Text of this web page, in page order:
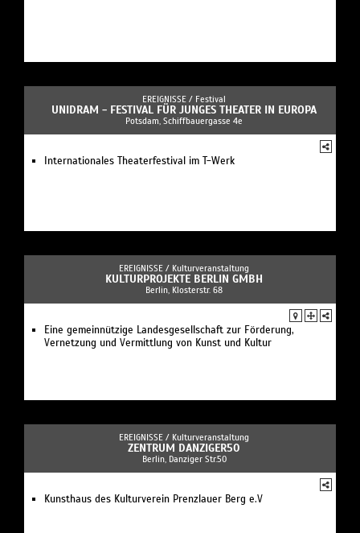
EREIGNISSE / Festival
UNIDRAM - FESTIVAL FÜR JUNGES THEATER IN EUROPA
Potsdam, Schiffbauergasse 4e
Internationales Theaterfestival im T-Werk
EREIGNISSE / Kulturveranstaltung
KULTURPROJEKTE BERLIN GMBH
Berlin, Klosterstr. 68
Eine gemeinnützige Landesgesellschaft zur Förderung,
Vernetzung und Vermittlung von Kunst und Kultur
EREIGNISSE / Kulturveranstaltung
ZENTRUM DANZIGER50
Berlin, Danziger Str.50
Kunsthaus des Kulturverein Prenzlauer Berg e.V